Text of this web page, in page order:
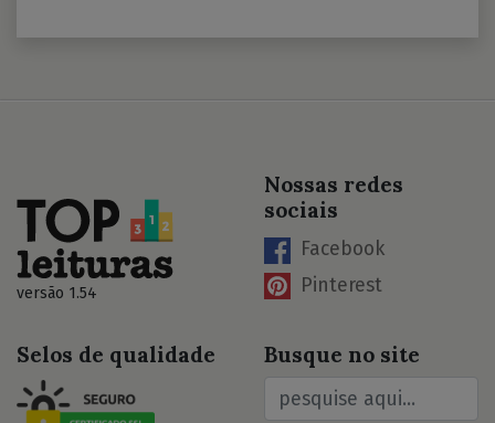
versão 1.54
Nossas redes
sociais
Facebook
Pinterest
Selos de qualidade Busque no site